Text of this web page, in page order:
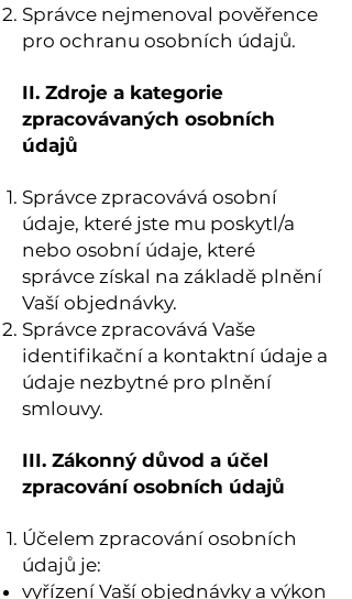
Správce nejmenoval pověřence
pro ochranu osobních údajů.
II. Zdroje a kategorie
zpracovávaných osobních
údajů
Správce zpracovává osobní
údaje, které jste mu poskytl/a
nebo osobní údaje, které
správce získal na základě plnění
Vaší objednávky.
Správce zpracovává Vaše
identifikační a kontaktní údaje a
údaje nezbytné pro plnění
smlouvy.
III. Zákonný důvod a účel
zpracování osobních údajů
Účelem zpracování osobních
údajů je:
vyřízení Vaší objednávky a výkon